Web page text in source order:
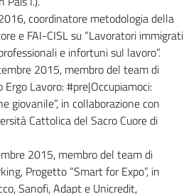
coordinatore metodologia della
e FAI-CISL su “Lavoratori immigrati
e infortuni sul lavoro”.
2015, membro del team di
Lavoro: #pre|Occupiamoci:
giovanile”, in collaborazione con
Cattolica del Sacro Cuore di
2015, membro del team di
Progetto “Smart for Expo”, in
Sanofi, Adapt e Unicredit,